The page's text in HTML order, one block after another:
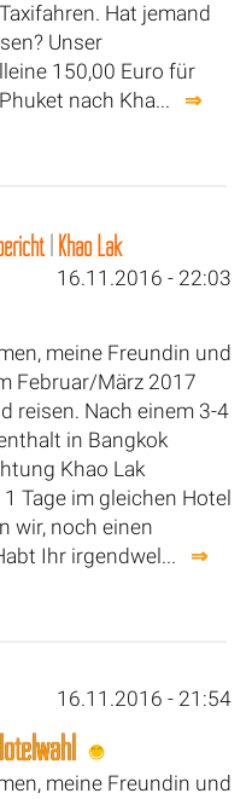
Hat jemand
Unser
150,00 Euro für
nach Kha... ⇒
|Khao Lak
16.11.2016 - 22:03
meine Freundin und
Februar/März 2017
reisen. Nach einem 3-4
in Bangkok
Khao Lak
Tage im gleichen Hotel
wir, noch einen
Ihr irgendwel... ⇒
16.11.2016 - 21:54
meine Freundin und